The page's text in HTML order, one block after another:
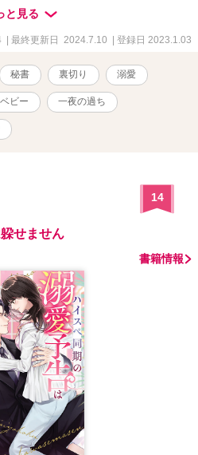
追いかけ、忘れさせてやると一夜の
にしようと考えていた怜と、怜とは
むさくらとの、長い長いすれ違いが
と見る
| 最終更新日 2024.7.10 | 登録日 2023.1.03
秘書 裏切り 溺愛
ビー 一夜の過ち
14
せません
書籍情報